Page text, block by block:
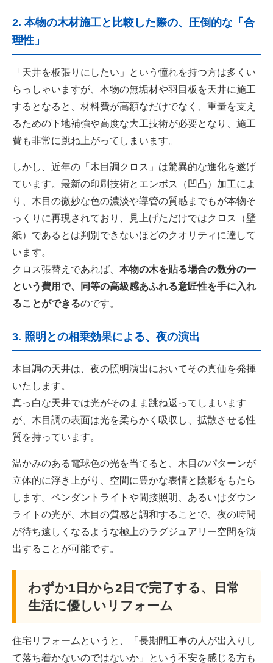
2. 本物の木材施工と比較した際の、圧倒的な「合
理性」
「天井を板張りにしたい」という憧れを持つ方は多くい
らっしゃいますが、本物の無垢材や羽目板を天井に施工
するとなると、材料費が高額なだけでなく、重量を支え
るための下地補強や高度な大工技術が必要となり、施工
費も非常に跳ね上がってしまいます。
しかし、近年の「木目調クロス」は驚異的な進化を遂げ
ています。最新の印刷技術とエンボス（凹凸）加工によ
り、木目の微妙な色の濃淡や導管の質感までもが本物そ
っくりに再現されており、見上げただけではクロス（壁
紙）であるとは判別できないほどのクオリティに達して
います。
クロス張替えであれば、 本物の木を貼る場合の数分の一
という費用で、同等の高級感あふれる意匠性を手に入れ
ることができるのです。
3. 照明との相乗効果による、夜の演出
木目調の天井は、夜の照明演出においてその真価を発揮
いたします。
真っ白な天井では光がそのまま跳ね返ってしまいます
が、木目調の表面は光を柔らかく吸収し、拡散させる性
質を持っています。
温かみのある電球色の光を当てると、木目のパターンが
立体的に浮き上がり、空間に豊かな表情と陰影をもたら
します。ペンダントライトや間接照明、あるいはダウン
ライトの光が、木目の質感と調和することで、夜の時間
が待ち遠しくなるような極上のラグジュアリー空間を演
出することが可能です。
わずか1日から2日で完了する、日常
生活に優しいリフォーム
住宅リフォームというと、「長期間工事の人が出入りし
て落ち着かないのではないか」という不安を感じる方も